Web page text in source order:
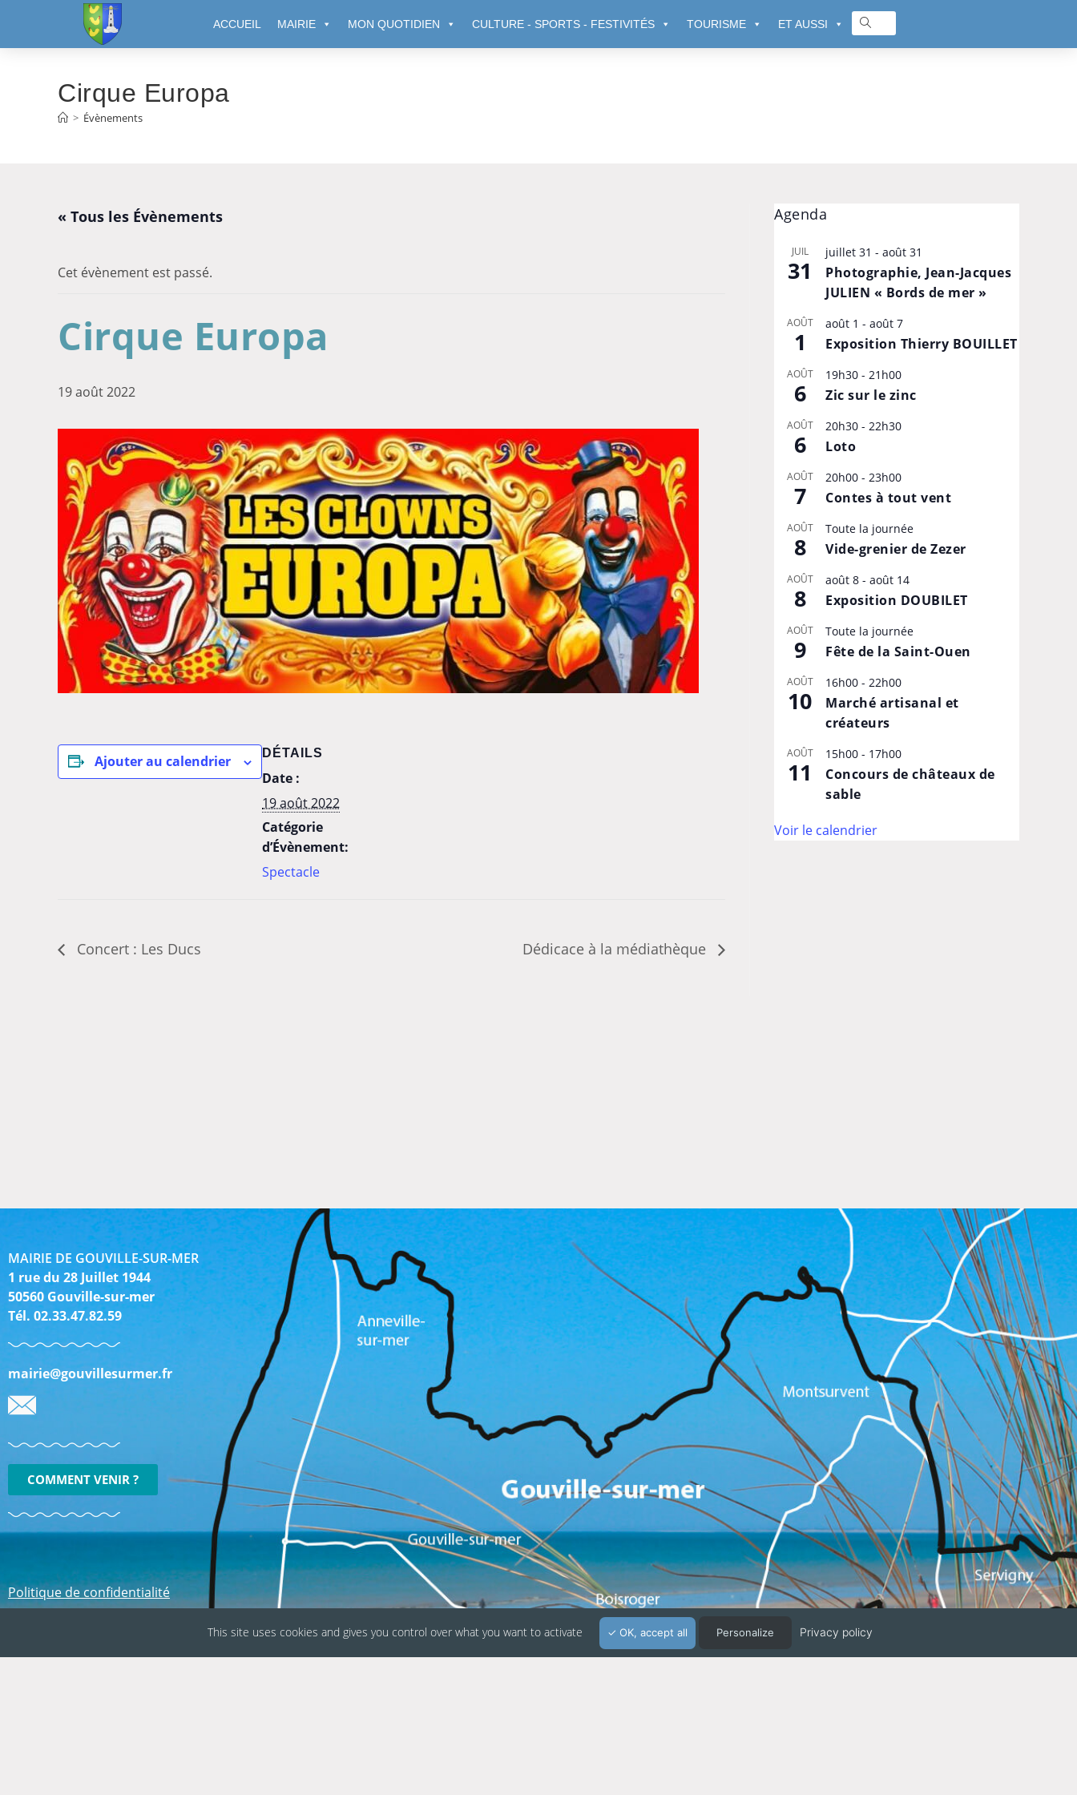
ACCUEIL MAIRIE MON QUOTIDIEN CULTURE - SPORTS - FESTIVITÉS TOURISME ET AUSSI
Cirque Europa
> Évènements
« Tous les Évènements
Cet évènement est passé.
Cirque Europa
19 août 2022
Ajouter au calendrier DÉTAILS
Date :
19 août 2022
Catégorie
d’Évènement:
Spectacle
Concert : Les Ducs Dédicace à la médiathèque
Agenda
JUIL
31
juillet 31 - août 31
Photographie, Jean-Jacques
JULIEN « Bords de mer »
AOÛT
1
août 1 - août 7
Exposition Thierry BOUILLET
AOÛT
6
19h30 - 21h00
Zic sur le zinc
AOÛT
6
20h30 - 22h30
Loto
AOÛT
7
20h00 - 23h00
Contes à tout vent
AOÛT
8
Toute la journée
Vide-grenier de Zezer
AOÛT
8
août 8 - août 14
Exposition DOUBILET
AOÛT
9
Toute la journée
Fête de la Saint-Ouen
AOÛT
10
16h00 - 22h00
Marché artisanal et
créateurs
AOÛT
11
15h00 - 17h00
Concours de châteaux de
sable
Voir le calendrier
MAIRIE DE GOUVILLE-SUR-MER
1 rue du 28 Juillet 1944
50560 Gouville-sur-mer
Tél. 02.33.47.82.59
mairie@gouvillesurmer.fr
COMMENT VENIR ?
Politique de confidentialité
Cookies management panel
This site uses cookies and gives you control over what you want to activate OK, accept all Personalize Privacy policy